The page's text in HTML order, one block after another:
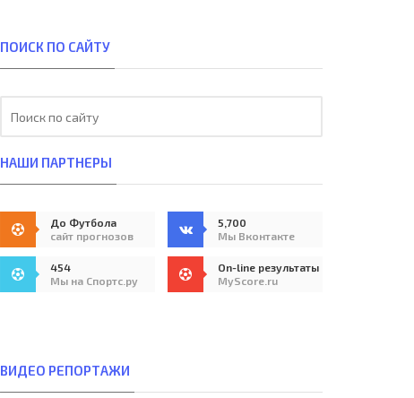
ПОИСК ПО САЙТУ
НАШИ ПАРТНЕРЫ
До Футбола
сайт прогнозов
5,700
Мы Вконтакте
454
Мы на Спортс.ру
On-line результаты
MyScore.ru
ВИДЕО РЕПОРТАЖИ